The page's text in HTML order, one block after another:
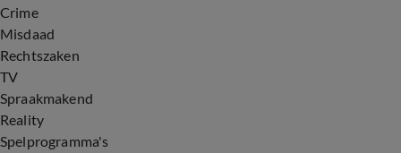
Crime
Misdaad
Rechtszaken
TV
Spraakmakend
Reality
Spelprogramma's